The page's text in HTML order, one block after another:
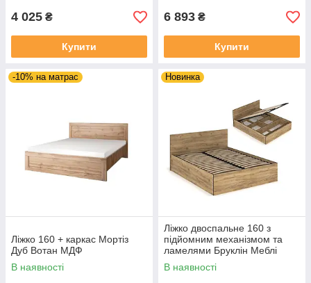
4 025 ₴
Купити
6 893 ₴
Купити
-10% на матрас
Ліжко 160 + каркас Мортіз
Дуб Вотан МДФ
В наявності
Новинка
Ліжко двоспальне 160 з
підйомним механізмом та
ламелями Бруклін Меблі
Сервіс Дуб крафт золотий
В наявності